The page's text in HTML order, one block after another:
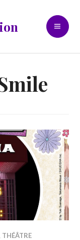
THÉÂTRE